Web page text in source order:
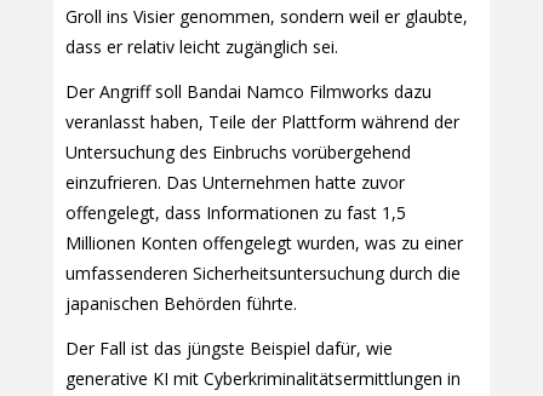
Groll ins Visier genommen, sondern weil er glaubte,
dass er relativ leicht zugänglich sei.
Der Angriff soll Bandai Namco Filmworks dazu
veranlasst haben, Teile der Plattform während der
Untersuchung des Einbruchs vorübergehend
einzufrieren. Das Unternehmen hatte zuvor
offengelegt, dass Informationen zu fast 1,5
Millionen Konten offengelegt wurden, was zu einer
umfassenderen Sicherheitsuntersuchung durch die
japanischen Behörden führte.
Der Fall ist das jüngste Beispiel dafür, wie
generative KI mit Cyberkriminalitätsermittlungen in